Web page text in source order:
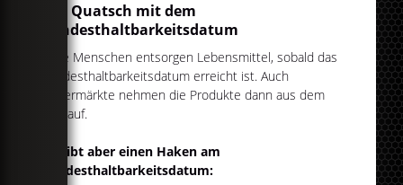
Der Quatsch mit dem
Mindesthaltbarkeitsdatum
Viele Menschen entsorgen Lebensmittel, sobald das
Mindesthaltbarkeitsdatum erreicht ist. Auch
Supermärkte nehmen die Produkte dann aus dem
Verkauf.
Es gibt aber einen Haken am
Mindesthaltbarkeitsdatum: